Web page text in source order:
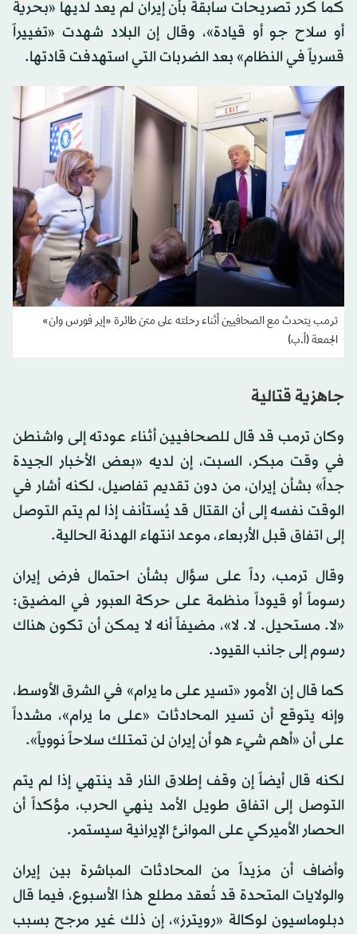
كما كرر تصريحات سابقة بأن إيران لم يعد لديها «بحرية
أو سلاح جو أو قيادة»، وقال إن البلاد شهدت «تغييراً
قسرياً في النظام» بعد الضربات التي استهدفت قادتها.
ترمب يتحدث مع الصحافيين أثناء رحلته على متن طائرة «إير فورس وان»
الجمعة (أ.ب)
جاهزية قتالية
وكان ترمب قد قال للصحافيين أثناء عودته إلى واشنطن
في وقت مبكر، السبت، إن لديه «بعض الأخبار الجيدة
جداً» بشأن إيران، من دون تقديم تفاصيل، لكنه أشار في
الوقت نفسه إلى أن القتال قد يُستأنف إذا لم يتم التوصل
إلى اتفاق قبل الأربعاء، موعد انتهاء الهدنة الحالية.
وقال ترمب، رداً على سؤال بشأن احتمال فرض إيران
رسوماً أو قيوداً منظمة على حركة العبور في المضيق:
«لا. مستحيل. لا. لا»، مضيفاً أنه لا يمكن أن تكون هناك
رسوم إلى جانب القيود.
كما قال إن الأمور «تسير على ما يرام» في الشرق الأوسط،
وإنه يتوقع أن تسير المحادثات «على ما يرام»، مشدداً
على أن «أهم شيء هو أن إيران لن تمتلك سلاحاً نووياً».
لكنه قال أيضاً إن وقف إطلاق النار قد ينتهي إذا لم يتم
التوصل إلى اتفاق طويل الأمد ينهي الحرب، مؤكداً أن
الحصار الأميركي على الموانئ الإيرانية سيستمر.
وأضاف أن مزيداً من المحادثات المباشرة بين إيران
والولايات المتحدة قد تُعقد مطلع هذا الأسبوع، فيما قال
دبلوماسيون لوكالة «رويترز»، إن ذلك غير مرجح بسبب